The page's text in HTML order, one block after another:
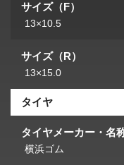
サイズ（F）
13×10.5
サイズ（R）
13×15.0
タイヤ
タイヤメーカー・名
横浜ゴム